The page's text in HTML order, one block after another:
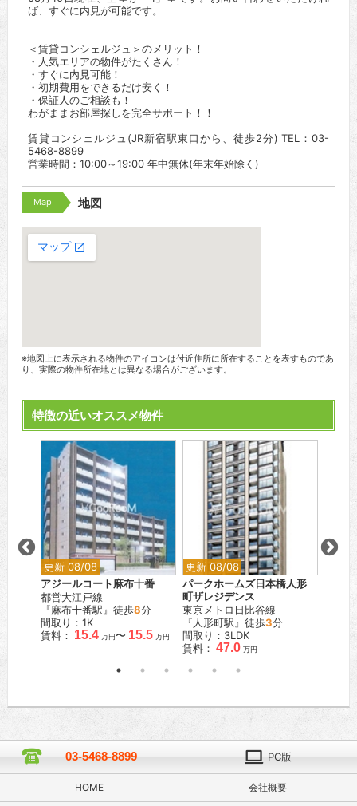
ば、すぐに内見が可能です。
＜賃貸コンシェルジュ＞のメリット！
・人気エリアの物件がたくさん！
・すぐに内見可能！
・初期費用をできるだけ安く！
・保証人のご相談も！
わがままお部屋探しを完全サポート！！
賃貸コンシェルジュ(JR新宿駅東口から、徒歩2分) TEL：03-
5468-8899
営業時間：10:00～19:00 年中無休(年末年始除く)
Map 地図
※地図上に表示される物件のアイコンは付近住所に所在することを表すものであ
り、実際の物件所在地とは異なる場合がございます。
特徴の近いオススメ物件
更新 08/08
アジールコート麻布十番
都営大江戸線
『麻布十番駅』徒歩8分
間取り：1K
賃料： 15.4 万円〜 15.5 万円
更新 08/08
パークホームズ日本橋人形
町ザレジデンス
東京メトロ日比谷線
『人形町駅』徒歩3分
間取り：3LDK
賃料： 47.0 万円
03-5468-8899 PC版
HOME 会社概要